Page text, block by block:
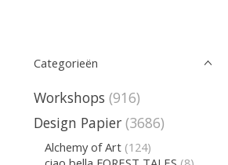
Categorieën
Workshops (916)
Design Papier (3686)
Alchemy of Art (124)